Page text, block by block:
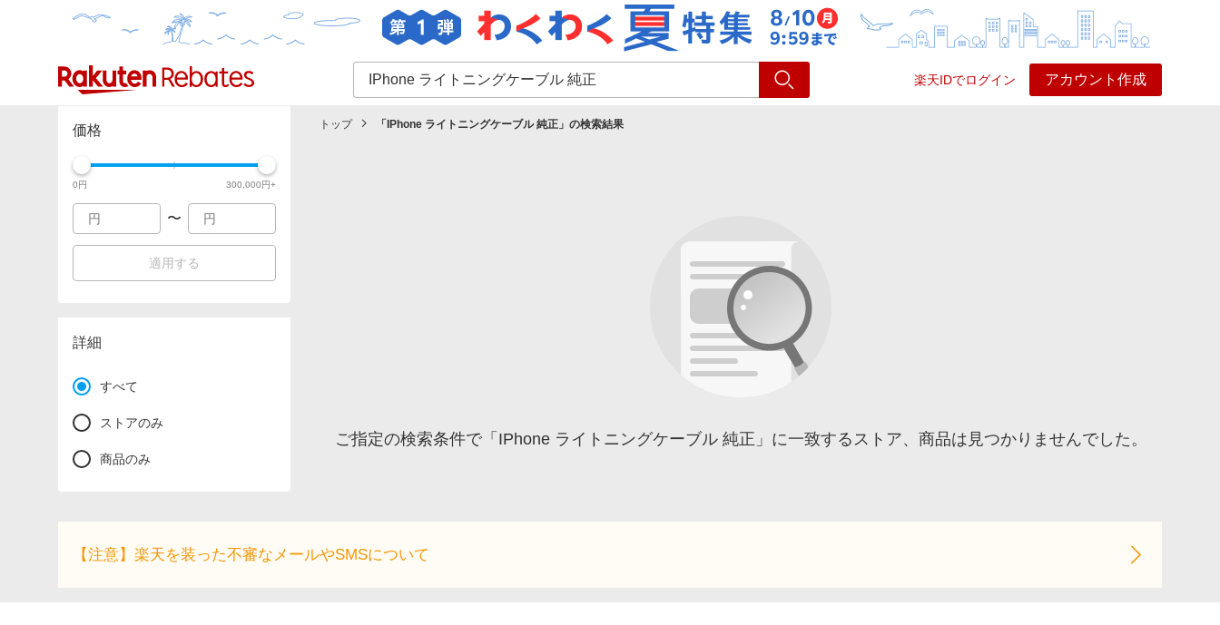
楽天IDでログイン アカウント作成
カテゴリー一覧 イベント一覧 ショッピング
価格
0円 300,000円+
〜
適用する
詳細
すべて
ストアのみ
商品のみ
トップ 「 IPhone ライトニングケーブル 純正 」の検索結果
ご指定の検索条件で「IPhone ライトニングケーブル 純正」に一致するストア、商品は見つかりませんでした。
【注意】楽天を装った不審なメールやSMSについて